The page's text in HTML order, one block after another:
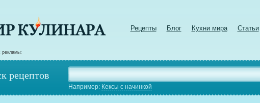
Рецепты Блог Кухни мира Статьи
рекламы:
рецептов
Например: Кексы с начинкой